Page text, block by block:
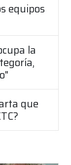
equipos
la
que